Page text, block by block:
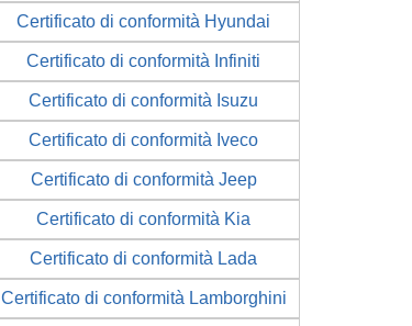
Certificato di conformità Hyundai
Certificato di conformità Infiniti
Certificato di conformità Isuzu
Certificato di conformità Iveco
Certificato di conformità Jeep
Certificato di conformità Kia
Certificato di conformità Lada
Certificato di conformità Lamborghini